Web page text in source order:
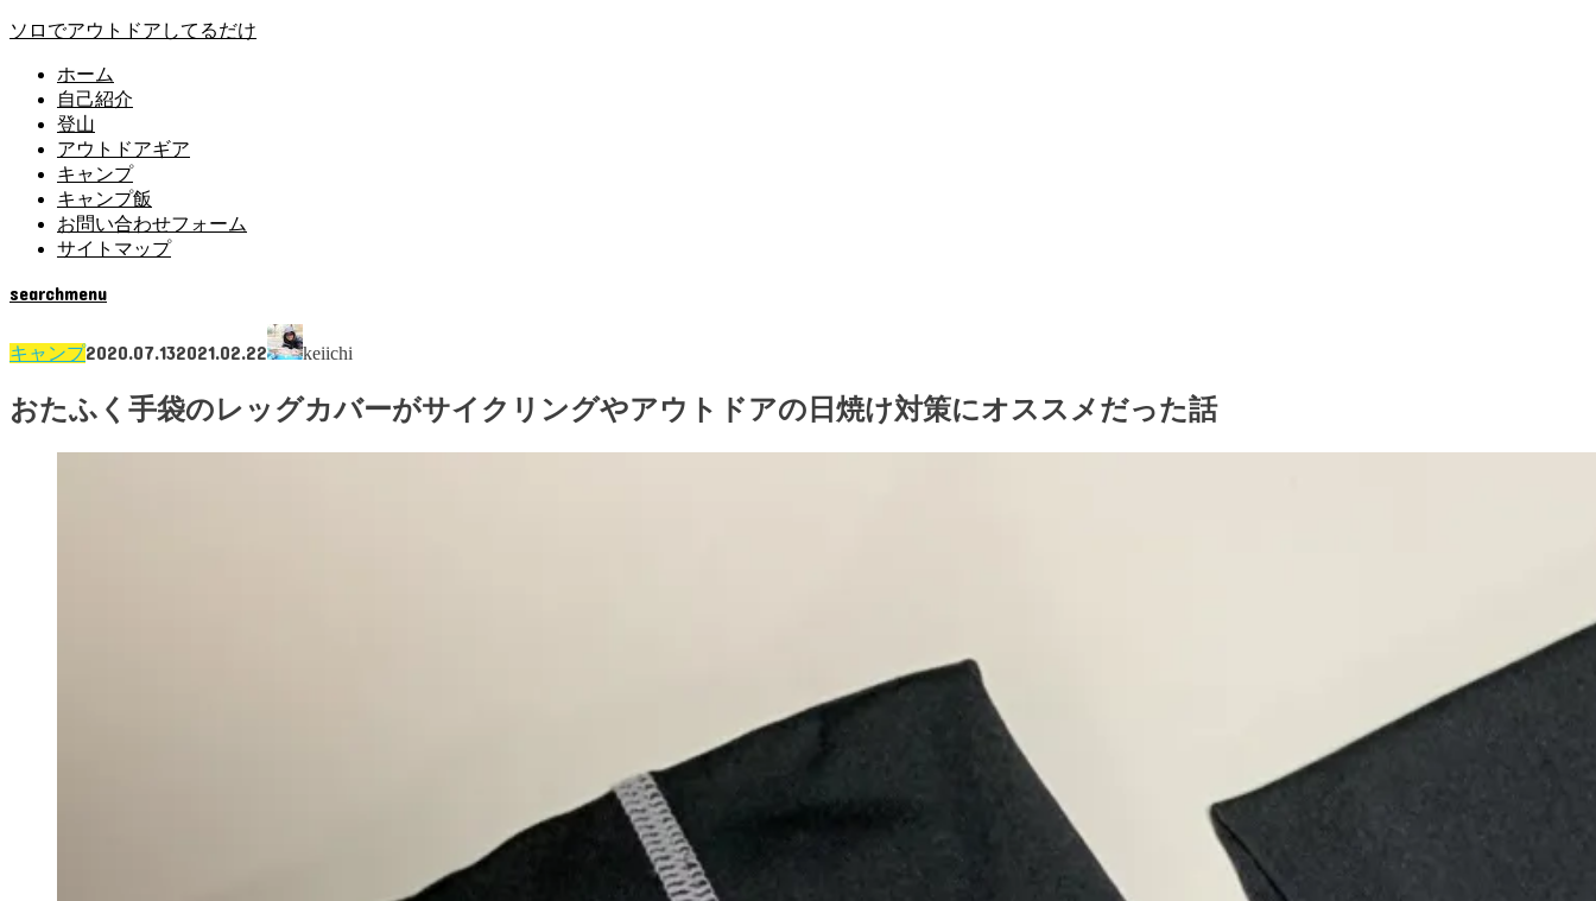
ソロでアウトドアしてるだけ
ホーム
自己紹介
登山
アウトドアギア
キャンプ
キャンプ飯
お問い合わせフォーム
サイトマップ
searchmenu
キャンプ2020.07.132021.02.22 keiichi
おたふく手袋のレッグカバーがサイクリングやアウトドアの日焼け対策にオススメだった話